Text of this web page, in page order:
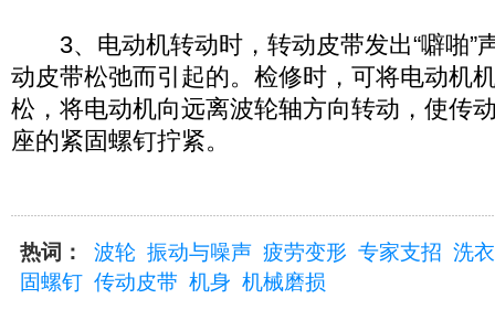
3、电动机转动时，转动皮带发出“噼啪”
动皮带松弛而引起的。检修时，可将电动机
松，将电动机向远离波轮轴方向转动，使传
座的紧固螺钉拧紧。
热词： 波轮 振动与噪声 疲劳变形 专家支招 洗
固螺钉 传动皮带 机身 机械磨损